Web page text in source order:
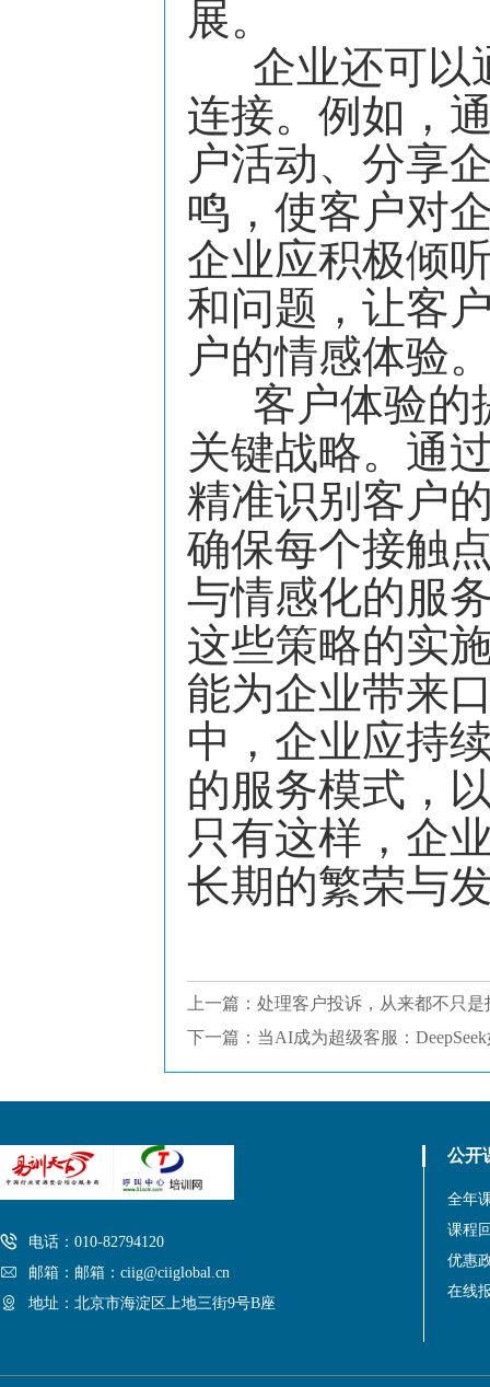
展。
企业还可以
连接。例如，
户活动、分享
鸣，使客户对
企业应积极倾
和问题，让客
户的情感体验
客户体验的
关键战略。通
精准识别客户
确保每个接触
与情感化的服
这些策略的实
能为企业带来
中，企业应持
的服务模式，
只有这样，企
长期的繁荣与
上一篇： 处理客户投诉，从来都不只
下一篇： 当AI成为超级客服：
电话：010-82794120
邮箱：邮箱：ciig@ciiglobal.cn
地址：北京市海淀区上地三街9号B座
公开
全年
课程
优惠
在线